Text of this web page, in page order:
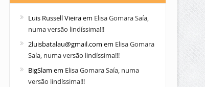
Luis Russell Vieiraem Elisa Gomara Saía,
numa versão lindíssima!!!
2luisbatalau@gmail.com em Elisa Gomara
Saía, numa versão lindíssima!!!
BigSlam em Elisa Gomara Saía, numa
versão lindíssima!!!